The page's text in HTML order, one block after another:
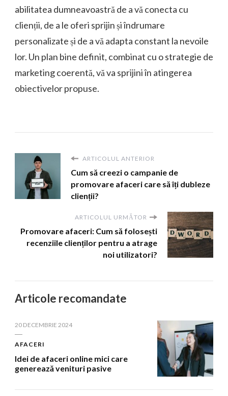
abilitatea dumneavoastră de a vă conecta cu
clienții, de a le oferi sprijin și îndrumare
personalizate și de a vă adapta constant la nevoile
lor. Un plan bine definit, combinat cu o strategie de
marketing coerentă, vă va sprijini în atingerea
obiectivelor propuse.
ARTICOLUL ANTERIOR
Cum să creezi o campanie de
promovare afaceri care să îți dubleze
clienții?
ARTICOLUL URMĂTOR
Promovare afaceri: Cum să folosești
recenziile clienților pentru a atrage
noi utilizatori?
Articole recomandate
20 DECEMBRIE 2024
AFACERI
Idei de afaceri online mici care
generează venituri pasive